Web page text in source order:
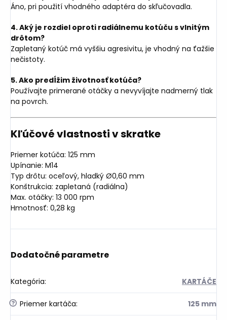
Áno, pri použití vhodného adaptéra do skľučovadla.
4. Aký je rozdiel oproti radiálnemu kotúču s vlnitým
drôtom?
Zapletaný kotúč má vyššiu agresivitu, je vhodný na ťažšie
nečistoty.
5. Ako predĺžim životnosť kotúča?
Používajte primerané otáčky a nevyvíjajte nadmerný tlak
na povrch.
Kľúčové vlastnosti v skratke
Priemer kotúča: 125 mm
Upínanie: M14
Typ drôtu: oceľový, hladký Ø0,60 mm
Konštrukcia: zapletaná (radiálna)
Max. otáčky: 13 000 rpm
Hmotnosť: 0,28 kg
Dodatočné parametre
Kategória: KARTÁČE
? Priemer kartáča: 125 mm